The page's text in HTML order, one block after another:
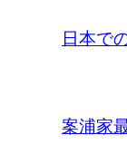
日本で
案浦家